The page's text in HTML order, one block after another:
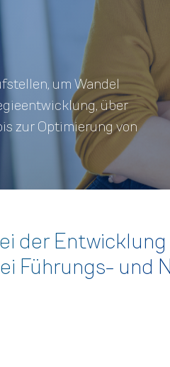
um Wandel
über
zur Optimierung von
der
Führungs- und